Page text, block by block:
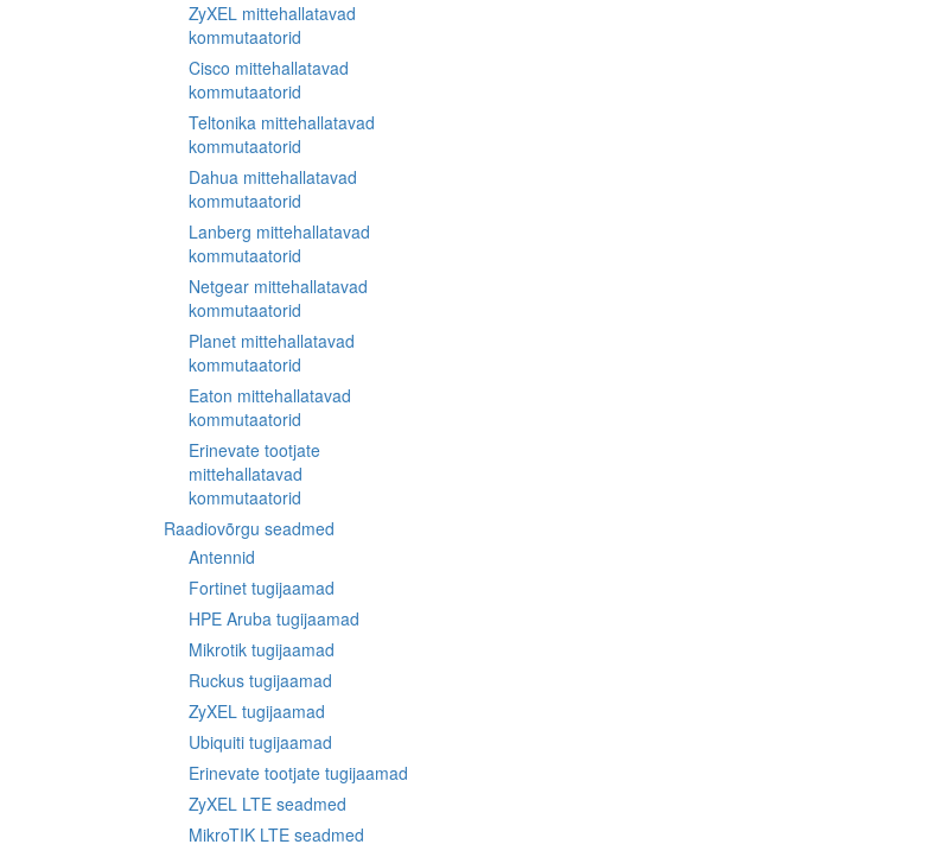
ZyXEL mittehallatavad
kommutaatorid
Cisco mittehallatavad
kommutaatorid
Teltonika mittehallatavad
kommutaatorid
Dahua mittehallatavad
kommutaatorid
Lanberg mittehallatavad
kommutaatorid
Netgear mittehallatavad
kommutaatorid
Planet mittehallatavad
kommutaatorid
Eaton mittehallatavad
kommutaatorid
Erinevate tootjate
mittehallatavad
kommutaatorid
Raadiovõrgu seadmed
Antennid
Fortinet tugijaamad
HPE Aruba tugijaamad
Mikrotik tugijaamad
Ruckus tugijaamad
ZyXEL tugijaamad
Ubiquiti tugijaamad
Erinevate tootjate tugijaamad
ZyXEL LTE seadmed
MikroTIK LTE seadmed